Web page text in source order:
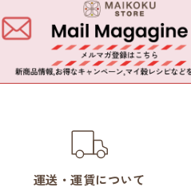
運送・運賃について